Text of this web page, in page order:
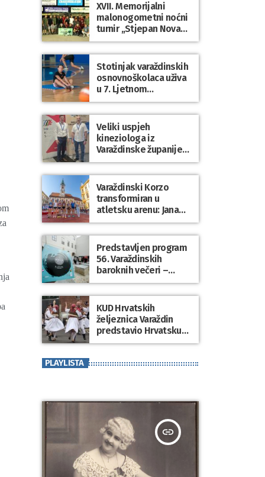
XVII. Memorijalni
malonogometni noćni
turnir „Stjepan Novak“
okupio brojne ekipe i
posjetitelje u Grani
Stotinjak varaždinskih
osnovnoškolaca uživa
u 7. Ljetnom
sportskom višeboju
Veliki uspjeh
kineziologa iz
Varaždinske županije
na 34. međunarodnoj
ljetnoj školi
kineziologa u Poreču
Varaždinski Korzo
transformiran u
atletsku arenu: Jana
Koščak i Klemen
Modrijančić pobjednici
atletskog spektakla
“Korzo Jump 2026”
Predstavljen program
56. Varaždinskih
baroknih večeri –
zemlja partner
Kraljevina Belgija
KUD Hrvatskih
željeznica Varaždin
predstavio Hrvatsku
na međunarodnom
SAD-u
PLAYLISTA
insert_link